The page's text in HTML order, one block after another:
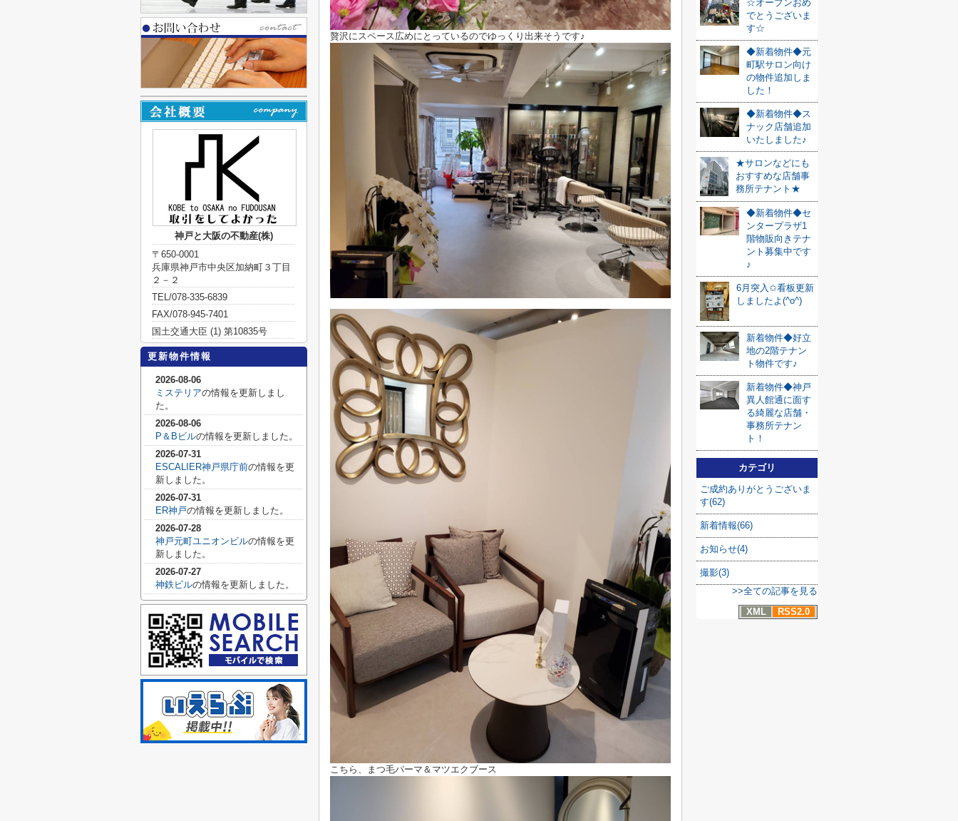
贅沢にスペース広めにとっているのでゆっくり出来そうです♪
こちら、まつ毛パーマ＆マツエクブース
☆オープンおめ
でとうございま
す☆
◆新着物件◆元
町駅サロン向け
の物件追加しま
した！
◆新着物件◆ス
ナック店舗追加
いたしました♪
★サロンなどにも
おすすめな店舗事
務所テナント★
◆新着物件◆セ
ンタープラザ1
階物販向きテナ
ント募集中です
♪
6月突入✩看板更新
しましたよ(^o^)
新着物件◆好立
地の2階テナン
ト物件です♪
新着物件◆神戸
異人館通に面す
る綺麗な店舗・
事務所テナン
ト！
カテゴリ
ご成約ありがとうございま
す(62)
新着情報(66)
お知らせ(4)
撮影(3)
>>全ての記事を見る
XML
RSS2.0
神戸と大阪の不動産(株)
〒650-0001
兵庫県神戸市中央区加納町３丁目
２－２
TEL/078-335-6839
FAX/078-945-7401
国土交通大臣 (1) 第10835号
更新物件情報
2026-08-06
ミステリアの情報を更新しまし
た。
2026-08-06
P＆Bビルの情報を更新しました。
2026-07-31
ESCALIER神戸県庁前の情報を更
新しました。
2026-07-31
ER神戸の情報を更新しました。
2026-07-28
神戸元町ユニオンビルの情報を更
新しました。
2026-07-27
神鉄ビルの情報を更新しました。